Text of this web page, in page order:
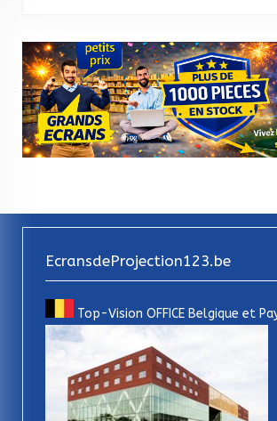
EcransdeProjection123.be
Top-Vision OFFICE Belgique et